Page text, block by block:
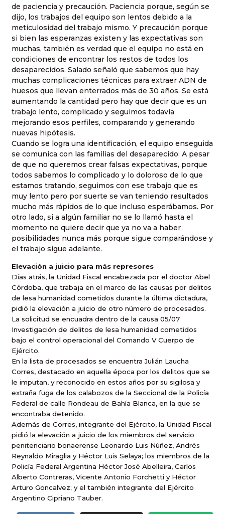
de paciencia y precaución. Paciencia porque, según se
dijo, los trabajos del equipo son lentos debido a la
meticulosidad del trabajo mismo. Y precaución porque
si bien las esperanzas existen y las expectativas son
muchas, también es verdad que el equipo no está en
condiciones de encontrar los restos de todos los
desaparecidos. Salado señaló que sabemos que hay
muchas complicaciones técnicas para extraer ADN de
huesos que llevan enterrados más de 30 años. Se está
aumentando la cantidad pero hay que decir que es un
trabajo lento, complicado y seguimos todavía
mejorando esos perfiles, comparando y generando
nuevas hipótesis.
Cuando se logra una identificación, el equipo enseguida
se comunica con las familias del desaparecido: A pesar
de que no queremos crear falsas expectativas, porque
todos sabemos lo complicado y lo doloroso de lo que
estamos tratando, seguimos con ese trabajo que es
muy lento pero por suerte se van teniendo resultados
mucho más rápidos de lo que incluso esperábamos. Por
otro lado, si a algún familiar no se lo llamó hasta el
momento no quiere decir que ya no va a haber
posibilidades nunca más porque sigue comparándose y
el trabajo sigue adelante.
Elevación a juicio para más represores
Días atrás, la Unidad Fiscal encabezada por el doctor Abel
Córdoba, que trabaja en el marco de las causas por delitos
de lesa humanidad cometidos durante la última dictadura,
pidió la elevación a juicio de otro número de procesados.
La solicitud se encuadra dentro de la causa 05/07
Investigación de delitos de lesa humanidad cometidos
bajo el control operacional del Comando V Cuerpo de
Ejército.
En la lista de procesados se encuentra Julián Laucha
Corres, destacado en aquella época por los delitos que se
le imputan, y reconocido en estos años por su sigilosa y
extraña fuga de los calabozos de la Seccional de la Policía
Federal de calle Rondeau de Bahía Blanca, en la que se
encontraba detenido.
Además de Corres, integrante del Ejército, la Unidad Fiscal
pidió la elevación a juicio de los miembros del servicio
penitenciario bonaerense Leonardo Luis Núñez, Andrés
Reynaldo Miraglia y Héctor Luis Selaya; los miembros de la
Policía Federal Argentina Héctor José Abelleira, Carlos
Alberto Contreras, Vicente Antonio Forchetti y Héctor
Arturo Goncalvez; y el también integrante del Ejército
Argentino Cipriano Tauber.